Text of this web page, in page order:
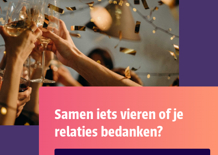
Samen iets vieren of je
relaties bedanken?